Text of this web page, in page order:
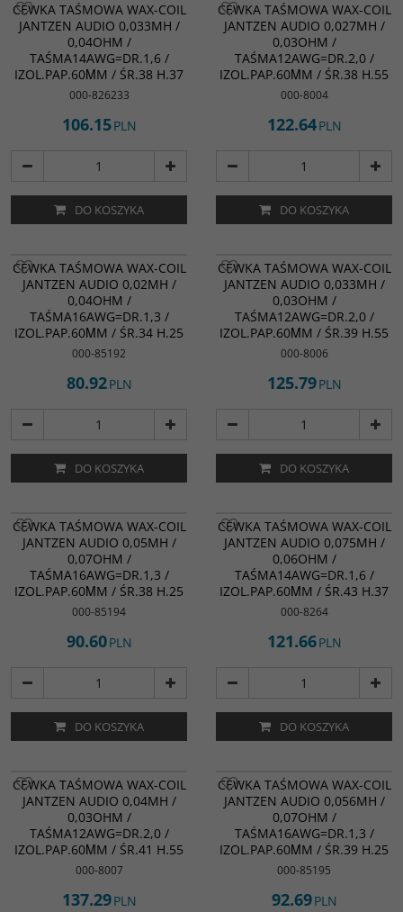
CEWKA TAŚMOWA WAX-COIL
JANTZEN AUDIO 0,033MH /
0,04OHM /
TAŚMA14AWG=DR.1,6 /
IZOL.PAP.60ΜM / ŚR.38 H.37
000-826233
106.15PLN
DO KOSZYKA
CEWKA TAŚMOWA WAX-COIL
JANTZEN AUDIO 0,027MH /
0,03OHM /
TAŚMA12AWG=DR.2,0 /
IZOL.PAP.60ΜM / ŚR.38 H.55
000-8004
122.64PLN
DO KOSZYKA
CEWKA TAŚMOWA WAX-COIL
JANTZEN AUDIO 0,02MH /
0,04OHM /
TAŚMA16AWG=DR.1,3 /
IZOL.PAP.60ΜM / ŚR.34 H.25
000-85192
80.92PLN
DO KOSZYKA
CEWKA TAŚMOWA WAX-COIL
JANTZEN AUDIO 0,033MH /
0,03OHM /
TAŚMA12AWG=DR.2,0 /
IZOL.PAP.60ΜM / ŚR.39 H.55
000-8006
125.79PLN
DO KOSZYKA
CEWKA TAŚMOWA WAX-COIL
JANTZEN AUDIO 0,05MH /
0,07OHM /
TAŚMA16AWG=DR.1,3 /
IZOL.PAP.60ΜM / ŚR.38 H.25
000-85194
90.60PLN
DO KOSZYKA
CEWKA TAŚMOWA WAX-COIL
JANTZEN AUDIO 0,075MH /
0,06OHM /
TAŚMA14AWG=DR.1,6 /
IZOL.PAP.60ΜM / ŚR.43 H.37
000-8264
121.66PLN
DO KOSZYKA
CEWKA TAŚMOWA WAX-COIL
JANTZEN AUDIO 0,04MH /
0,03OHM /
TAŚMA12AWG=DR.2,0 /
IZOL.PAP.60ΜM / ŚR.41 H.55
000-8007
137.29PLN
CEWKA TAŚMOWA WAX-COIL
JANTZEN AUDIO 0,056MH /
0,07OHM /
TAŚMA16AWG=DR.1,3 /
IZOL.PAP.60ΜM / ŚR.39 H.25
000-85195
92.69PLN